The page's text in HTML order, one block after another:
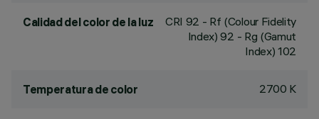
Calidad del color de la luz CRI 92 - Rf (Colour Fidelity
Index) 92 - Rg (Gamut
Index) 102
Temperatura de color 2700 K